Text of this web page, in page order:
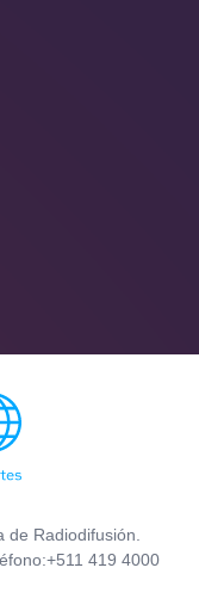
Radiodifusión.
419 4000